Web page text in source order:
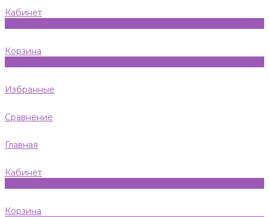
Кабинет
Корзина
Избранные
Сравнение
Главная
Кабинет
Корзина